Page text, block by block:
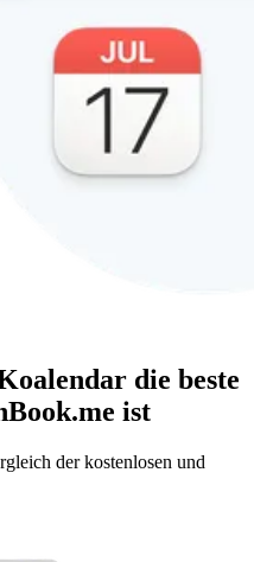
die beste
ist
der kostenlosen und